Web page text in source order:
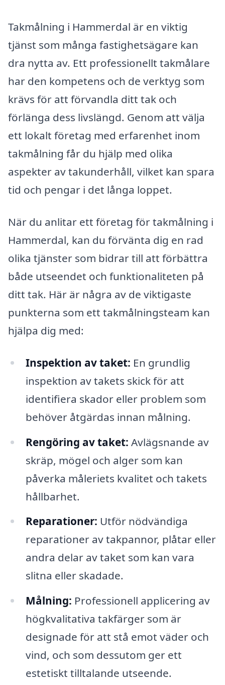
Takmålning i Hammerdal är en viktig
tjänst som många fastighetsägare kan
dra nytta av. Ett professionellt takmålare
har den kompetens och de verktyg som
krävs för att förvandla ditt tak och
förlänga dess livslängd. Genom att välja
ett lokalt företag med erfarenhet inom
takmålning får du hjälp med olika
aspekter av takunderhåll, vilket kan spara
tid och pengar i det långa loppet.
När du anlitar ett företag för takmålning i
Hammerdal, kan du förvänta dig en rad
olika tjänster som bidrar till att förbättra
både utseendet och funktionaliteten på
ditt tak. Här är några av de viktigaste
punkterna som ett takmålningsteam kan
hjälpa dig med:
Inspektion av taket: En grundlig
inspektion av takets skick för att
identifiera skador eller problem som
behöver åtgärdas innan målning.
Rengöring av taket: Avlägsnande av
skräp, mögel och alger som kan
påverka måleriets kvalitet och takets
hållbarhet.
Reparationer: Utför nödvändiga
reparationer av takpannor, plåtar eller
andra delar av taket som kan vara
slitna eller skadade.
Målning: Professionell applicering av
högkvalitativa takfärger som är
designade för att stå emot väder och
vind, och som dessutom ger ett
estetiskt tilltalande utseende.